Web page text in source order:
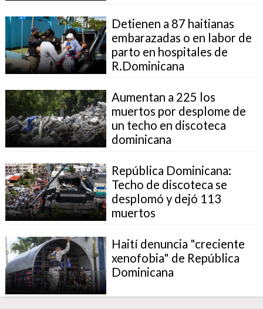
Detienen a 87 haitianas
embarazadas o en labor de
parto en hospitales de
R.Dominicana
Aumentan a 225 los
muertos por desplome de
un techo en discoteca
dominicana
República Dominicana:
Techo de discoteca se
desplomó y dejó 113
muertos
Haití denuncia "creciente
xenofobia" de República
Dominicana